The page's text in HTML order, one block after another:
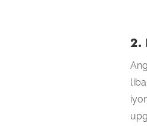
2.